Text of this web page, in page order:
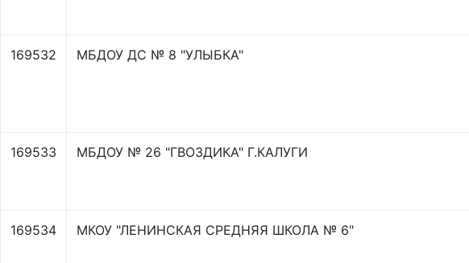
169532 МБДОУ ДС № 8 "УЛЫБКА"
169533 МБДОУ № 26 "ГВОЗДИКА" Г.КАЛУГИ
169534 МКОУ "ЛЕНИНСКАЯ СРЕДНЯЯ ШКОЛА № 6"